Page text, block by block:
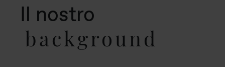
Il nostro
background